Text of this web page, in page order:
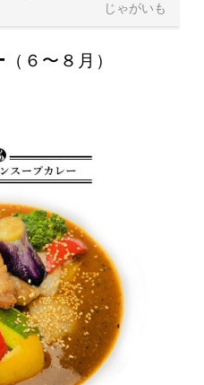
じゃがいも
（６〜８月）